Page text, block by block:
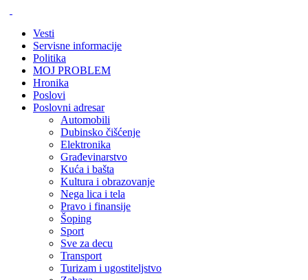
Vesti
Servisne informacije
Politika
MOJ PROBLEM
Hronika
Poslovi
Poslovni adresar
Automobili
Dubinsko čišćenje
Elektronika
Građevinarstvo
Kuća i bašta
Kultura i obrazovanje
Nega lica i tela
Pravo i finansije
Šoping
Sport
Sve za decu
Transport
Turizam i ugostiteljstvo